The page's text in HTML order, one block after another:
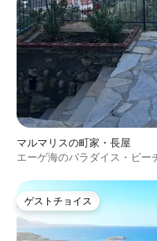
マルマリスの町家・長屋
エーゲ海のパラダイス・ビー
ゲストチョイス
ゲストチョイス